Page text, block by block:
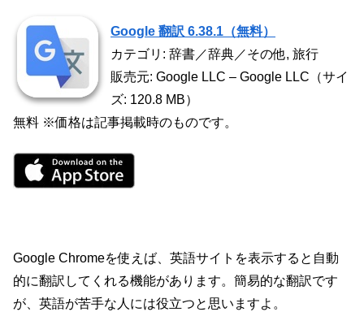
Google 翻訳 6.38.1（無料）
カテゴリ: 辞書／辞典／その他, 旅行
販売元: Google LLC – Google LLC（サイ
ズ: 120.8 MB）
無料 ※価格は記事掲載時のものです。
Google Chromeを使えば、英語サイトを表示すると自動
的に翻訳してくれる機能があります。簡易的な翻訳です
が、英語が苦手な人には役立つと思いますよ。